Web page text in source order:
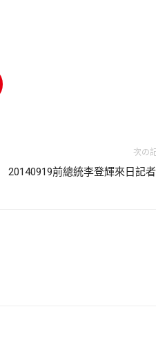
次の
20140919前總統李登輝來日記